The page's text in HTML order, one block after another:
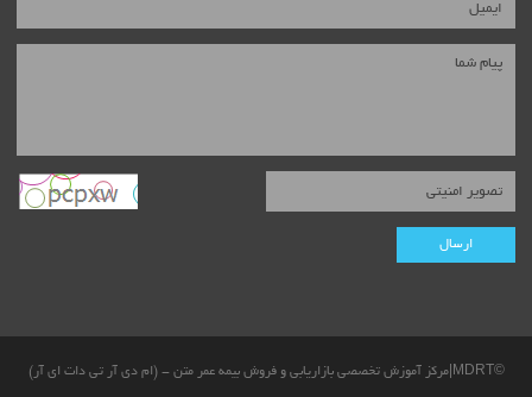
©MDRT|مرکز آموزش تخصصی بازاریابی و فروش بیمه عمر متن - (ام دی آر تی دات ای آر)